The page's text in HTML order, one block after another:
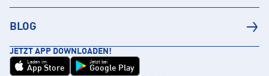
BLOG
JETZT APP DOWNLOADEN!
Laden im
App Store
Jetzt bei
Google Play